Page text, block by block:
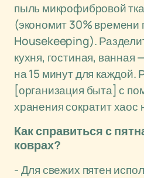
пыль микрофибровой
(экономит 30% времени
Housekeeping).
кухня, гостиная, ванная
на 15 минут для каждой.
[организация быта] с
хранения сократит хаос
Как справиться с
коврах?
- Для свежих пятен